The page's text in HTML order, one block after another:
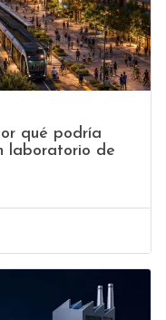
qué podría
laboratorio de